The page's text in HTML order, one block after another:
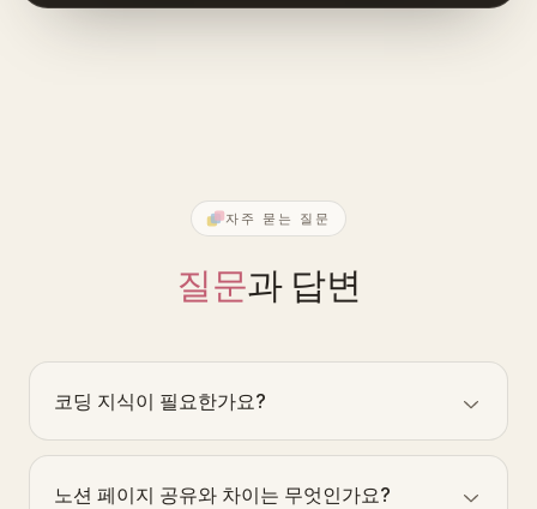
자주 묻는 질문
질문과 답변
코딩 지식이 필요한가요?
필요하지 않습니다. 몇 분 내에 시작할 수
있습니다.
노션 페이지 공유와 차이는 무엇인가요?